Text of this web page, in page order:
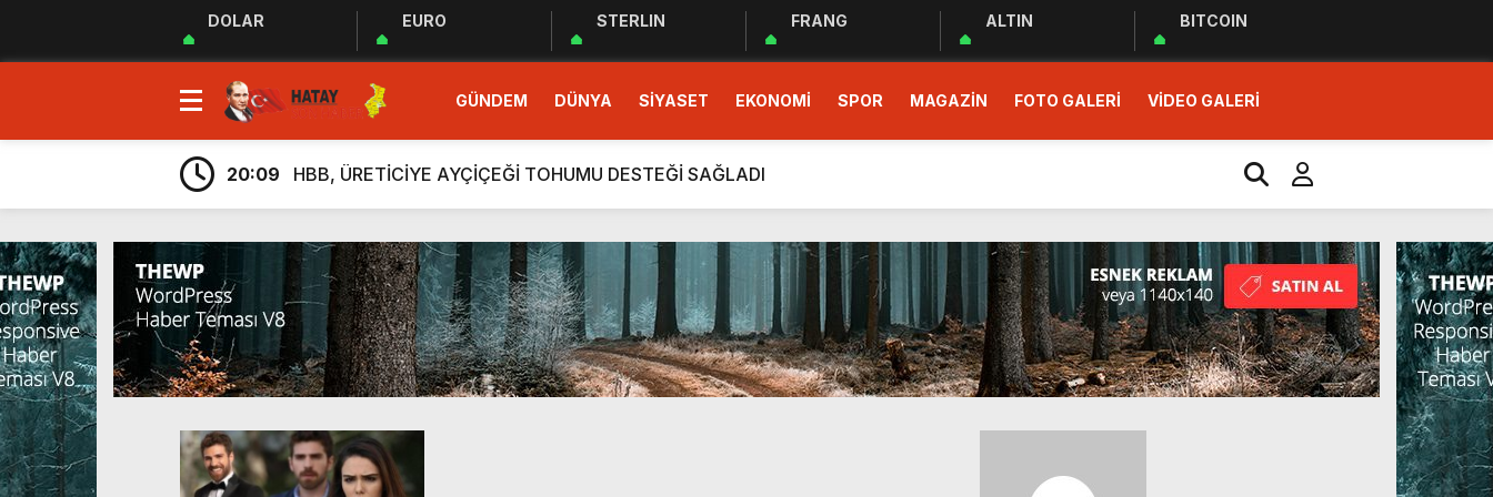
DOLAR EURO STERLIN FRANG ALTIN BITCOIN
GÜNDEM DÜNYA SİYASET EKONOMİ SPOR MAGAZİN FOTO GALERİ VİDEO GALERİ
23:35
MUHTARLAR AKADEMİSİ EĞİTİM PROGRAMI BAŞLADI
9:33
“Özgür ve ilkeli basın demokrasinin güvencesidir”
20:17
Uluslararası Gazeteciler Cemiyeti Hatay Şubesi’nden Ada İşitme Merkezi’ne Teşekkür Ziyareti
20:09
HBB, ÜRETİCİYE AYÇİÇEĞİ TOHUMU DESTEĞİ SAĞLADI
20:05
Güç Birliği” İlan Edildi!
6:38
Üretim, İstihdam ve Yatırım Taahhütleri Takipte
6:23
ARSUZ İLÇE SAĞLIK MÜDÜRLÜĞÜNDEN YÜKSEK RİSKLİ GEBEYE EV ZİYARETİ
6:13
Taziye Evi Projesi Tamamen Halkın Talebidir”
5:54
“Lezzetin ve Kültürün Lideri: Hatay
5:48
Hatay Depki Halk Oyunları Ekibi Türkiye Üçüncüsü Oldu
9:33
“Özgür ve ilkeli basın demokrasinin güvencesidir”